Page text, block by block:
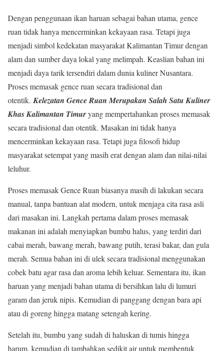
Dengan penggunaan ikan haruan sebagai bahan utama, gence
ruan tidak hanya mencerminkan kekayaan rasa. Tetapi juga
menjadi simbol kedekatan masyarakat Kalimantan Timur dengan
alam dan sumber daya lokal yang melimpah. Keaslian bahan ini
menjadi daya tarik tersendiri dalam dunia kuliner Nusantara.
Proses memasak gence ruan secara tradisional dan
otentik. Kelezatan Gence Ruan Merupakan Salah Satu Kuliner
Khas Kalimantan Timuryang mempertahankan proses memasak
secara tradisional dan otentik. Masakan ini tidak hanya
mencerminkan kekayaan rasa. Tetapi juga filosofi hidup
masyarakat setempat yang masih erat dengan alam dan nilai-nilai
leluhur.
Proses memasak Gence Ruan biasanya masih di lakukan secara
manual, tanpa bantuan alat modern, untuk menjaga cita rasa asli
dari masakan ini. Langkah pertama dalam proses memasak
makanan ini adalah menyiapkan bumbu halus, yang terdiri dari
cabai merah, bawang merah, bawang putih, terasi bakar, dan gula
merah. Semua bahan ini di ulek secara tradisional menggunakan
cobek batu agar rasa dan aroma lebih keluar. Sementara itu, ikan
haruan yang menjadi bahan utama di bersihkan lalu di lumuri
garam dan jeruk nipis. Kemudian di panggang dengan bara api
atau di goreng hingga matang setengah kering.
Setelah itu, bumbu yang sudah di haluskan di tumis hingga
harum, kemudian di tambahkan sedikit air untuk membentuk